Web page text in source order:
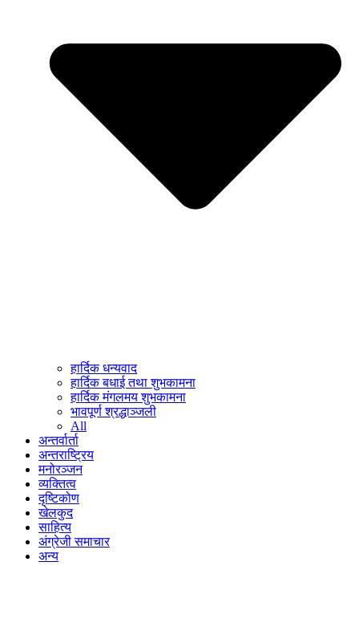
हार्दिक धन्यवाद
हार्दिक बधाई तथा शुभकामना
हार्दिक मंगलमय शुभकामना
भावपूर्ण श्रद्धाञ्जली
All
अन्तर्वार्ता
अन्तराष्ट्रिय
मनोरञ्जन
व्यक्तित्व
दृष्टिकोण
खेलकुद
साहित्य
अंग्रेजी समाचार
अन्य